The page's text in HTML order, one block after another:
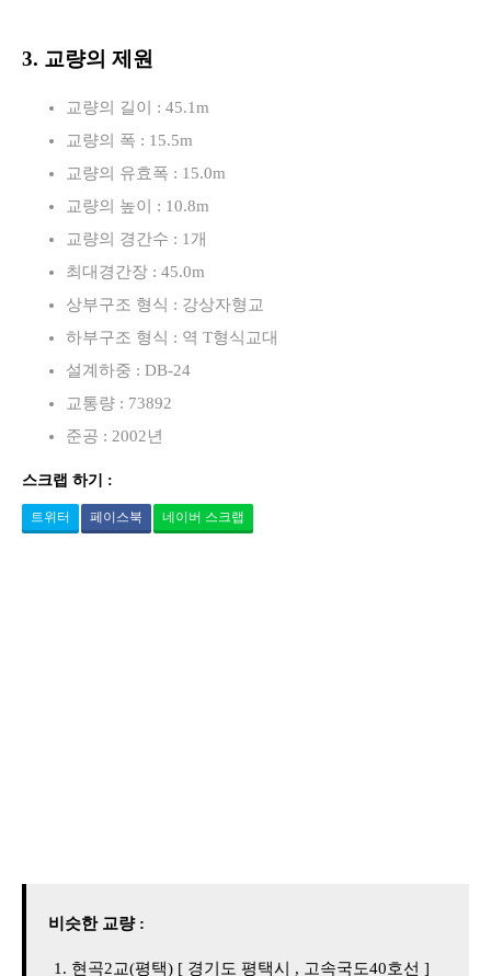
3. 교량의 제원
교량의 길이 : 45.1m
교량의 폭 : 15.5m
교량의 유효폭 : 15.0m
교량의 높이 : 10.8m
교량의 경간수 : 1개
최대경간장 : 45.0m
상부구조 형식 : 강상자형교
하부구조 형식 : 역 T형식교대
설계하중 : DB-24
교통량 : 73892
준공 : 2002년
스크랩 하기 :
트위터 페이스북 네이버 스크랩
비슷한 교량 :
현곡2교(평택) [ 경기도 평택시 , 고속국도40호선 ]